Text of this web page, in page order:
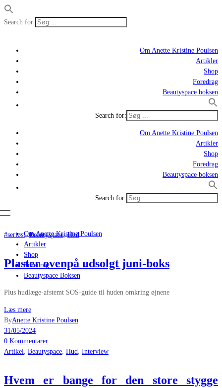
Search for:
Om Anette Kristine Poulsen
Artikler
Shop
Foredrag
Beautyspace boksen
Search for:
Om Anette Kristine Poulsen
Artikler
Shop
Foredrag
Beautyspace boksen
Search for:
Om Anette Kristine Poulsen
Artikler
Shop
Foredrag
Beautyspace Boksen
#seriøst,Beautyspace,Hud
Plaster ovenpå udsolgt juni-boks
Plus hudlæge-afstemt SOS-guide til huden omkring øjnene
Læs mere
ByAnette Kristine Poulsen
31/05/2024
0 Kommentarer
Artikel
Beautyspace Hud Interview
Hvem er bange for den store stygge